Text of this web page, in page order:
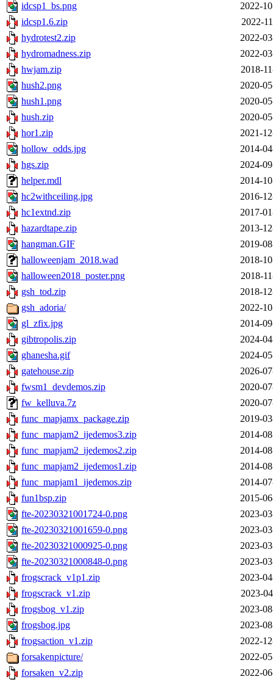
idcsp1_bs.png
2022-
idcsp1.6.zip
2022-
hydrotest2.zip
2022-
hydromadness.zip
2022-
hwjam.zip
2018-
hush2.png
2020-
hush1.png
2020-
hush.zip
2020-
hor1.zip
2021-
hollow_odds.jpg
2014-
hgs.zip
2024-
helper.mdl
2014-
hc2withceiling.jpg
2016-
hc1extnd.zip
2017-
hazardtape.zip
2013-
hangman.GIF
2019-
halloweenjam_2018.wad
2018-
halloween2018_poster.png
2018-
gsh_tod.zip
2018-
gsh_adoria/
2022-
gl_zfix.jpg
2014-
gibtropolis.zip
2024-
ghanesha.gif
2024-
gatehouse.zip
2026-
fwsm1_devdemos.zip
2020-
fw_kelluva.7z
2020-
func_mapjamx_package.zip
2019-
func_mapjam2_ijedemos3.zip
2014-
func_mapjam2_ijedemos2.zip
2014-
func_mapjam2_ijedemos1.zip
2014-
func_mapjam1_ijedemos.zip
2014-
fun1bsp.zip
2015-
fte-20230321001724-0.png
2023-
fte-20230321001659-0.png
2023-
fte-20230321000925-0.png
2023-
fte-20230321000848-0.png
2023-
frogscrack_v1p1.zip
2023-
frogscrack_v1.zip
2023-
frogsbog_v1.zip
2023-
frogsbog.jpg
2023-
frogsaction_v1.zip
2022-
forsakenpicture/
2022-
forsaken_v2.zip
2022-